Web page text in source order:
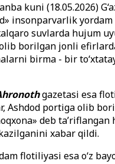
kuni (18.05.2026)
insonparvarlik yordam
suvlarda hujum
borilgan jonli
birma - bir
gazetasi esa
Ashdod portiga olib
deb ta’riflangan
xabar qildi.
flotiliyasi esa o‘z